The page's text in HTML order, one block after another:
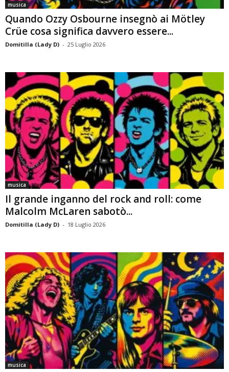
musica
Quando Ozzy Osbourne insegnò ai Mötley
Crüe cosa significa davvero essere...
Domitilla (Lady D) - 25 Luglio 2026
musica
Il grande inganno del rock and roll: come
Malcolm McLaren sabotò...
Domitilla (Lady D) - 18 Luglio 2026
musica